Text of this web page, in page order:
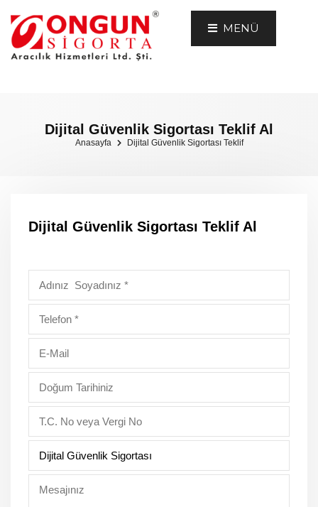
MENÜ
Dijital Güvenlik Sigortası Teklif Al
Anasayfa Dijital Güvenlik Sigortası Teklif
Dijital Güvenlik Sigortası Teklif Al